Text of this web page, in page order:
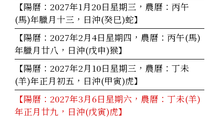
【陽曆：2027年1月20日星期三，農曆：丙午
(馬)年臘月十三，日沖(癸巳)蛇】
【陽曆：2027年2月4日星期四，農曆：丙午(馬)
年臘月廿八，日沖(戊申)猴】
【陽曆：2027年2月10日星期三，農曆：丁未
(羊)年正月初五，日沖(甲寅)虎】
【陽曆：2027年3月6日星期六，農曆：丁未(羊)
年正月廿九，日沖(戊寅)虎】